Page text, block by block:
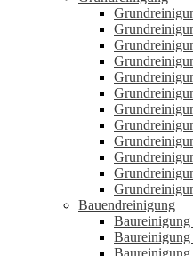
Bauendreinigung
Baureinigung